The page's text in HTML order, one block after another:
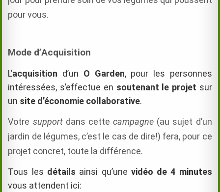
pour vous.
Mode d’Acquisition
L’acquisition d’un O Garden, pour les personnes
intéressées, s’effectue en soutenant le projet sur
un site d’économie collaborative.
Votre support dans cettecampagne (au sujet d’un
jardin de légumes, c’est le cas de dire!) fera, pour ce
projet concret, toute la différence.
Tous les détails ainsi qu’une vidéo de 4 minutes
vous attendent ici: